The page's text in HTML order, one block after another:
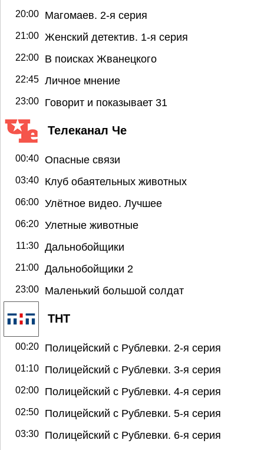
20:00 Магомаев. 2-я серия
21:00 Женский детектив. 1-я серия
22:00 В поисках Жванецкого
22:45 Личное мнение
23:00 Говорит и показывает 31
Телеканал Че
00:40 Опасные связи
03:40 Клуб обаятельных животных
06:00 Улётное видео. Лучшее
06:20 Улетные животные
11:30 Дальнобойщики
21:00 Дальнобойщики 2
23:00 Маленький большой солдат
ТНТ
00:20 Полицейский с Рублевки. 2-я серия
01:10 Полицейский с Рублевки. 3-я серия
02:00 Полицейский с Рублевки. 4-я серия
02:50 Полицейский с Рублевки. 5-я серия
03:30 Полицейский с Рублевки. 6-я серия